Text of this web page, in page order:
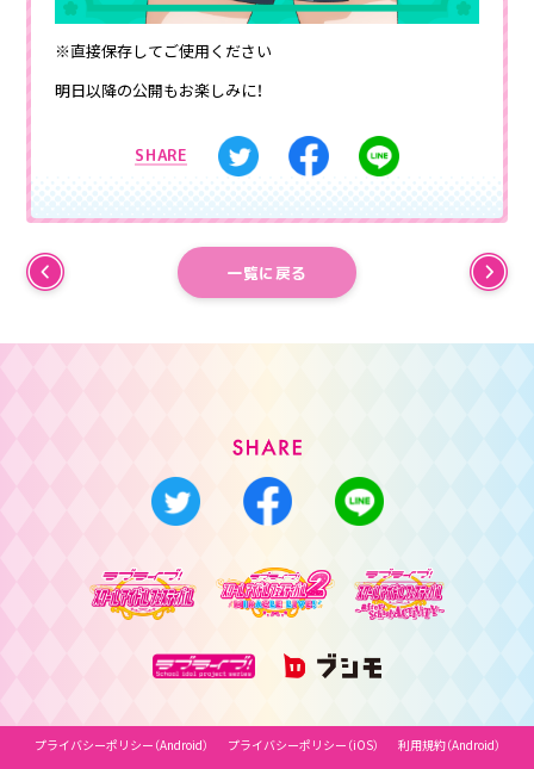
※直接保存してご使用ください
明日以降の公開もお楽しみに！
SHARE
一覧に戻る
プライバシーポリシー（Android） プライバシーポリシー（iOS） 利用規約（Android）